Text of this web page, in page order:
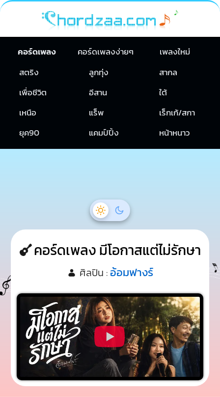
คอร์ดเพลง คอร์ดเพลงง่ายๆ
เพลงใหม่
สตริง
ลูกทุ่ง
สากล
เพื่อชีวิต
อีสาน
ใต้
เหนือ
แร็พ
เร็กเก้/สกา
ยุค90
แคมป์ปิ้ง หน้าหนาว
คอร์ดเพลง มีโอกาสแต่ไม่รักษา
ศิลปิน : อ้อมฟางร์